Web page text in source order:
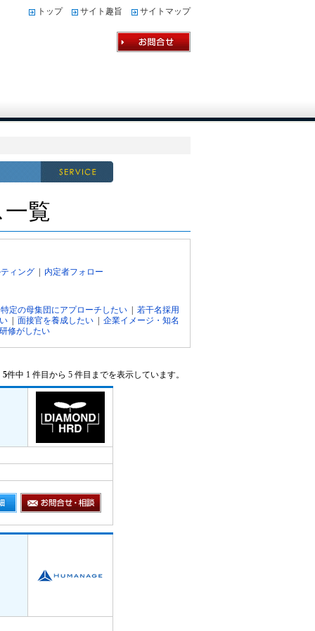
トップ サイト趣旨 サイトマップ
覧
ィング 内定者フォロー
特定の母集団にアプローチしたい
若干名採用
面接官を養成したい
企業イメージ・知名
修がしたい
5件中 1 件目から 5 件目までを表示しています。